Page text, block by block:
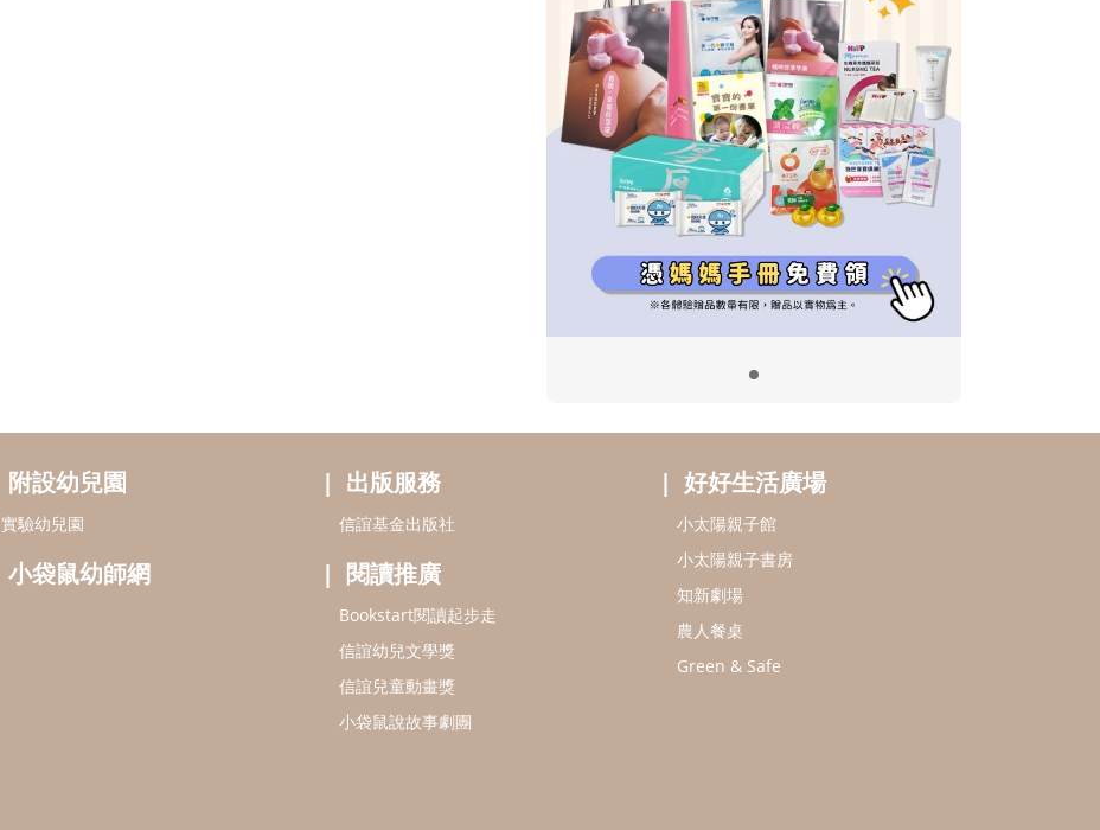
附設幼兒園
實驗幼兒園
小袋鼠幼師網
出版服務
信誼基金出版社
閱讀推廣
Bookstart閱讀起步走
信誼幼兒文學獎
信誼兒童動畫獎
小袋鼠說故事劇團
好好生活廣場
小太陽親子館
小太陽親子書房
知新劇場
農人餐桌
Green & Safe